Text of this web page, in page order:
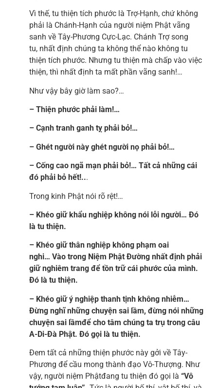
Vì thế, tu thiện tích phước là Trợ-Hạnh, chứ không
phải là Chánh-Hạnh của người niệm Phật vãng
sanh về Tây-Phương Cực-Lạc. Chánh Trợ song
tu, nhất định chúng ta không thể nào không tu
thiện tích phước. Nhưng tu thiện mà chấp vào việc
thiện, thì nhất định ta mất phần vãng sanh!…
Như vậy bây giờ làm sao?…
– Thiện phước phải làm!…
– Cạnh tranh ganh tỵ phải bỏ!…
– Ghét người này ghét người nọ phải bỏ!…
– Cống cao ngã mạn phải bỏ!… Tất cả những cái
đó phải bỏ hết!...
Trong kinh Phật nói rõ rệt!…
– Khéo giữ khẩu nghiệp không nói lỗi người… Đó
là tu thiện.
– Khéo giữ thân nghiệp không phạm oai
nghi… Vào trong Niệm Phật Đường nhất định phải
giữ nghiêm trang để tồn trữ cái phước của mình.
Đó là tu thiện.
– Khéo giữ ý nghiệp thanh tịnh không nhiễm…
Đừng nghĩ những chuyện sai lầm, đừng nói những
chuyện sai lầmđể cho tâm chúng ta trụ trong câu
A-Di-Đà Phật. Đó gọi là tu thiện.
Đem tất cả những thiện phước này gởi về Tây-
Phương để cầu mong thành đạo Vô-Thượng. Như
vậy, người niệm Phậtđang tu thiện đó gọi là “Vô